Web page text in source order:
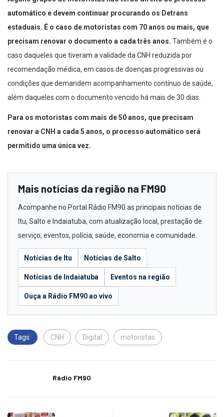
automático e devem continuar procurando os Detrans
estaduais. É o caso de motoristas com 70 anos ou mais, que
precisam renovar o documento a cada três anos. Também é o
caso daqueles que tiveram a validade da CNH reduzida por
recomendação médica, em casos de doenças progressivas ou
condições que demandem acompanhamento contínuo de saúde,
além daqueles com o documento vencido há mais de 30 dias.
Para os motoristas com mais de 50 anos, que precisam
renovar a CNH a cada 5 anos, o processo automático será
permitido uma única vez.
Mais notícias da região na FM90
Acompanhe no Portal Rádio FM90 as principais notícias de
Itu, Salto e Indaiatuba, com atualização local, prestação de
serviço, eventos, polícia, saúde, economia e comunidade.
Notícias de Itu Notícias de Salto
Notícias de Indaiatuba Eventos na região
Ouça a Rádio FM90 ao vivo
Tags: CNH Digital motoristas
Rádio FM90